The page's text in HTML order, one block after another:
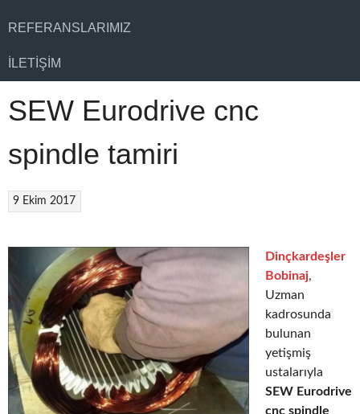
REFERANSLARIMIZ
İLETIŞIM
SEW Eurodrive cnc
spindle tamiri
9 Ekim 2017
Dinçkardeşler
Bobinaj,
Uzman
kadrosunda
bulunan
yetişmiş
ustalarıyla
SEW Eurodrive
cnc spindle